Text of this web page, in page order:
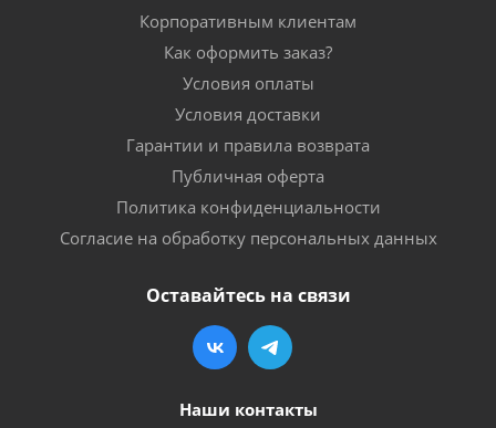
Корпоративным клиентам
Как оформить заказ?
Условия оплаты
Условия доставки
Гарантии и правила возврата
Публичная оферта
Политика конфиденциальности
Согласие на обработку персональных данных
Оставайтесь на связи
Наши контакты